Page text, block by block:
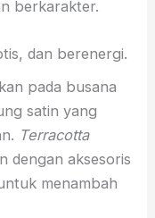
berkarakter.
dan berenergi.
pada busana
satin yang
Terracotta
dengan aksesoris
menambah